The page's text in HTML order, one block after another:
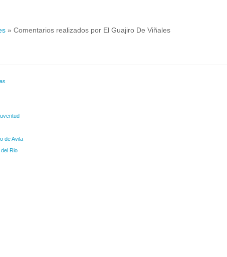
» Comentarios realizados por El Guajiro De Viñales
de Avila
Rio